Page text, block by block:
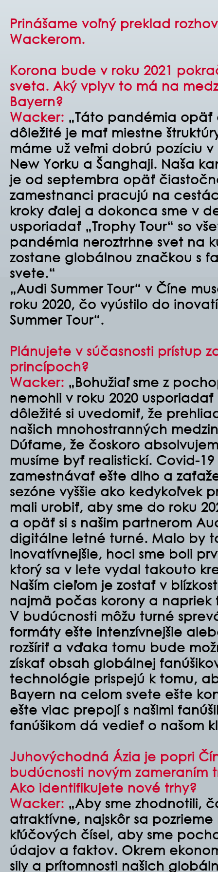
Prinášame voľný preklad
Wackerom.
Korona bude v roku 2021
sveta. Aký vplyv to má na
Bayern?
Wacker: „Táto pandémia opäť
dôležité je mať miestne
máme už veľmi dobrú pozíciu
New Yorku a Šanghaji. Naša
je od septembra opäť
zamestnanci pracujú na
kroky ďalej a dokonca sme v
usporiadať „Trophy Tour“ so
pandémia neroztrhne svet na
zostane globálnou značkou s
svete.“
„Audi Summer Tour“ v Číne
roku 2020, čo vyústilo do
Summer Tour“.
Plánujete v súčasnosti prístup
princípoch?
Wacker: „Bohužiaľ sme z
nemohli v roku 2020
dôležité si uvedomiť, že
našich mnohostranných
Dúfame, že čoskoro
musíme byť realistickí. Covid-
zamestnávať ešte dlho a
sezóne vyššie ako kedykoľvek
mali urobiť, aby sme do roku
a opäť si s našim partnerom
digitálne letné turné. Malo by
inovatívnejšie, hoci sme boli
ktorý sa v lete vydal takouto
Naším cieľom je zostať v
najmä počas korony a napriek
V budúcnosti môžu turné
formáty ešte intenzívnejšie
rozšíriť a vďaka tomu bude
získať obsah globálnej
technológie prispejú k tomu,
Bayern na celom svete ešte
ešte viac prepojí s našimi
fanúšikom dá vedieť o našom
Juhovýchodná Ázia je popri
budúcnosti novým zameraním
Ako identifikujete nové trhy?
Wacker: „Aby sme zhodnotili,
atraktívne, najskôr sa pozrieme
kľúčových čísel, aby sme
údajov a faktov. Okrem
sily a prítomnosti našich